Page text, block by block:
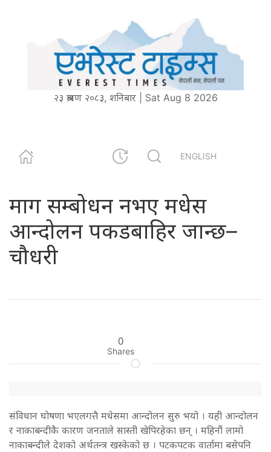
२३ श्रावण २०८३, शनिबार | Sat Aug 8 2026
ENGLISH
माग सम्बोधन नभए मधेस
आन्दोलन पकडबाहिर जान्छ–
चौधरी
0
Shares
संविधान घोषणा भएलगत्तै मधेसमा आन्दोलन सुरु भयो । यही आन्दोलन
र नाकाबन्दीकै कारण जनताले सास्ती खेपिरहेका छन् । महिनौं लामो
नाकाबन्दीले देशको अर्थतन्त्र खस्केको छ । पटकपटक वार्तामा बसेपनि